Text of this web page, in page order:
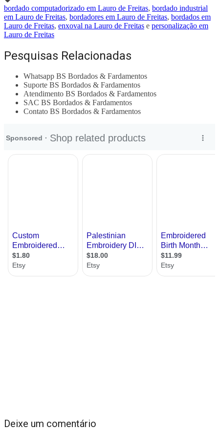
bordado computadorizado em Lauro de Freitas, bordado industrial
em Lauro de Freitas, bordadores em Lauro de Freitas, bordados em
Lauro de Freitas, enxoval na Lauro de Freitas e personalização em
Lauro de Freitas
Pesquisas Relacionadas
Whatsapp BS Bordados & Fardamentos
Suporte BS Bordados & Fardamentos
Atendimento BS Bordados & Fardamentos
SAC BS Bordados & Fardamentos
Contato BS Bordados & Fardamentos
Deixe um comentário